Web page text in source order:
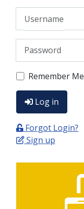
Password
Remember Me
Log in
Forgot Login?
Sign up